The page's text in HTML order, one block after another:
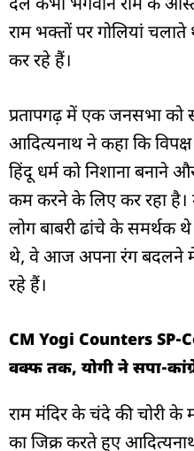
दल कभी भगवान राम के
राम भक्तों पर गोलियां
कर रहे हैं।
प्रतापगढ़ में एक जनसभा को
आदित्यनाथ ने कहा कि
हिंदू धर्म को निशाना बनाने
कम करने के लिए कर रहा है।
लोग बाबरी ढांचे के
थे, वे आज अपना रंग बदलने में
रहे हैं।
CM Yogi Counters SP-
वक्फ तक, योगी ने सपा-
राम मंदिर के चंदे की चोरी के
का जिक्र करते हुए